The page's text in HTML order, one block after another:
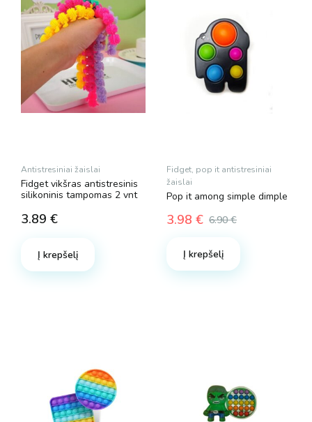
Antistresiniai žaislai
Fidget vikšras antistresinis
silikoninis tampomas 2 vnt
3.89 €
Į krepšelį
Fidget, pop it antistresiniai
žaislai
Pop it among simple dimple
6.90€
price
was:
6.90 €.
3.98 €
price
3.98 €.
Į krepšelį